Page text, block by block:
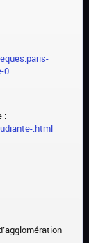
0
:
.html